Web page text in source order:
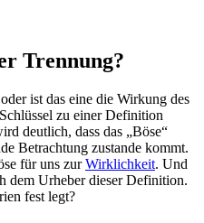
Trennung?
ist das eine die Wirkung des
zu einer Definition
deutlich, dass das „Böse“
Betrachtung zustande kommt.
für uns zurWirklichkeit. Und
dem Urheber dieser Definition.
fest legt?